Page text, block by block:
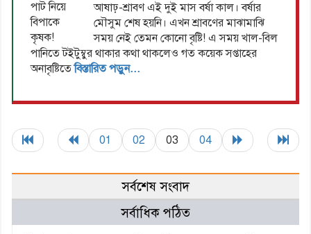
আষাঢ়-শ্রাবণ এই দুই মাস বর্ষা কাল। বর্ষার
মৌসুম শেষ হয়নি। এখন শ্রাবণের মাঝামাঝি
সময় নেই তেমন কোনো বৃষ্টি! এ সময় খাল-বিল
পানিতে টইটুম্বুর থাকার কথা থাকলেও গত কয়েক সপ্তাহের
অনাবৃষ্টিতেবিস্তারিত পড়ুন...
01 02 03 04
সর্বশেষ সংবাদ
সর্বাধিক পঠিত